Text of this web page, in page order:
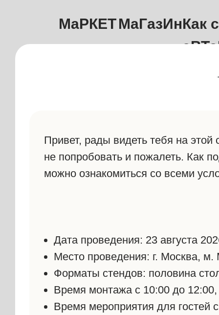
МаРКЕТМаГазИнКак
Привет, рады видеть тебя на этой
не попробовать и пожалеть. Как
можно ознакомиться со всеми
Дата проведения: 23 августа
Место проведения: г. Москва,
Форматы стендов: половина
Время монтажа с 10:00 до
Время мероприятия для гостей